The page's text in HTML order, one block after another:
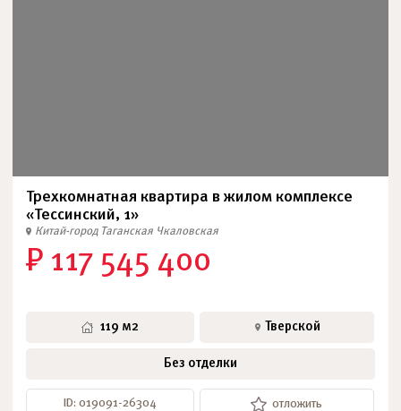
Трехкомнатная квартира в жилом комплексе
«Тессинский, 1»
Китай-город Таганская Чкаловская
₽ 117 545 400
119 м2 Тверской
Без отделки
ID: 019091-26304 отложить